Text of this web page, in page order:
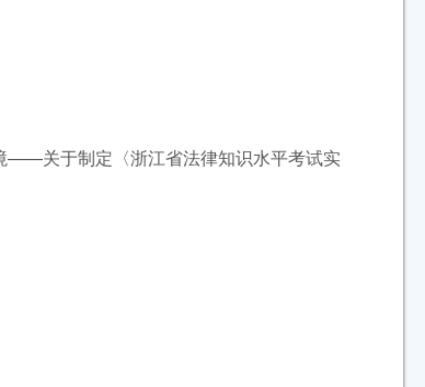
——关于制定〈浙江省法律知识水平考试实